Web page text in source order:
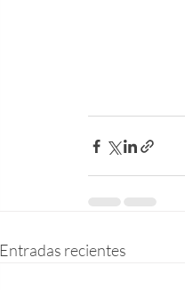
Entradas recientes